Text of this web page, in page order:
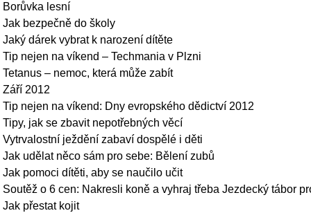
Borůvka lesní
Jak bezpečně do školy
Jaký dárek vybrat k narození dítěte
Tip nejen na víkend – Techmania v Plzni
Tetanus – nemoc, která může zabít
Září 2012
Tip nejen na víkend: Dny evropského dědictví 2012
Tipy, jak se zbavit nepotřebných věcí
Vytrvalostní ježdění zabaví dospělé i děti
Jak udělat něco sám pro sebe: Bělení zubů
Jak pomoci dítěti, aby se naučilo učit
Soutěž o 6 cen: Nakresli koně a vyhraj třeba Jezdecký tábor
Jak přestat kojit